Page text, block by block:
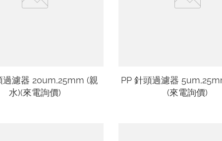
過濾器 20um,25mm (親
水)(來電詢價)
PP 針頭過濾器
(來電詢價)